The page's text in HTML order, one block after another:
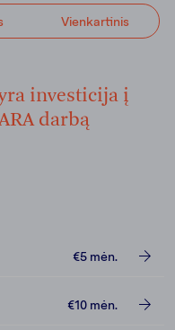
Vienkartinis
investicija į
darbą
€5 mėn.
€10 mėn.